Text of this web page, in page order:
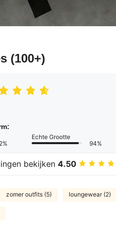
(100+)
2%
Echte Grootte
94%
bekijken 4.50
zomer outfits (5) loungewear (2)